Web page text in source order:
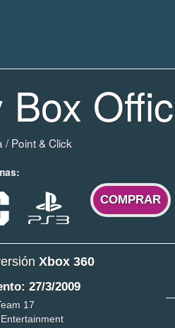
/Point & Click
COMPRAR
Xbox 360
27/3/2009
17